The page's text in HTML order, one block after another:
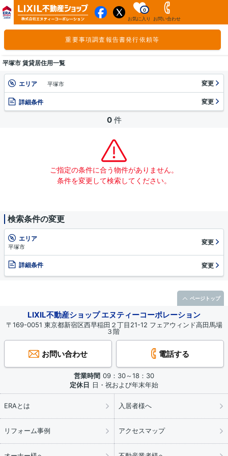
お気に入り
0
お問い合わせ
重要事項調査報告書発行依頼等
平塚市 賃貸居住用一覧
エリア 平塚市 変更
詳細条件 変更
0 件
ご指定の条件に合う物件がありません。
条件を変更して検索してください。
検索条件の変更
エリア
平塚市
変更
詳細条件 変更
LIXIL不動産ショップ エヌティーコーポレーション
〒169-0051 東京都新宿区西早稲田２丁目21-12 フェアウィンド高田馬場
３階
お問い合わせ 電話する
営業時間 09：30～18：30
定休日 日・祝および年末年始
ERAとは 入居者様へ
リフォーム事例 アクセスマップ
ページトップ